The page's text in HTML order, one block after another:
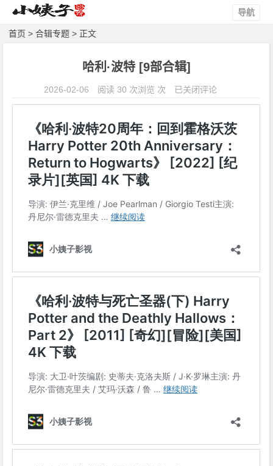
导航
首页 >合辑专题 > 正文
哈利·波特 [9部合辑]
2026-02-06 阅读 30 次浏览 次
哈
利
波
特
[9
辑]
已关闭评论